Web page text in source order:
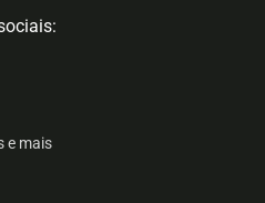
e mais